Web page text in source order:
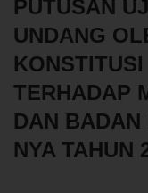
PUTUSAN
UNDANG
TERHADAP
DAN
NYA TAHUN